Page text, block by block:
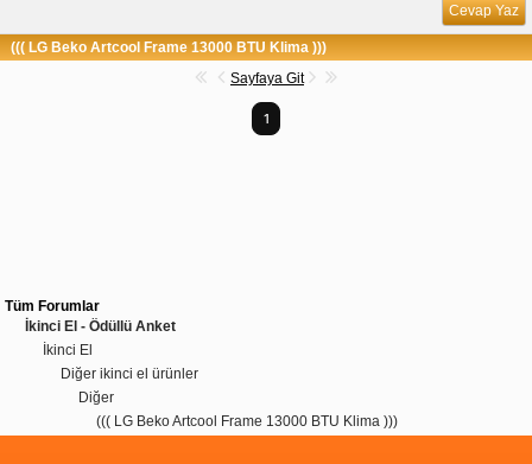
Cevap Yaz
((( LG Beko Artcool Frame 13000 BTU Klima )))
Sayfaya Git
1
Tüm Forumlar
İkinci El - Ödüllü Anket
İkinci El
Diğer ikinci el ürünler
Diğer
((( LG Beko Artcool Frame 13000 BTU Klima )))